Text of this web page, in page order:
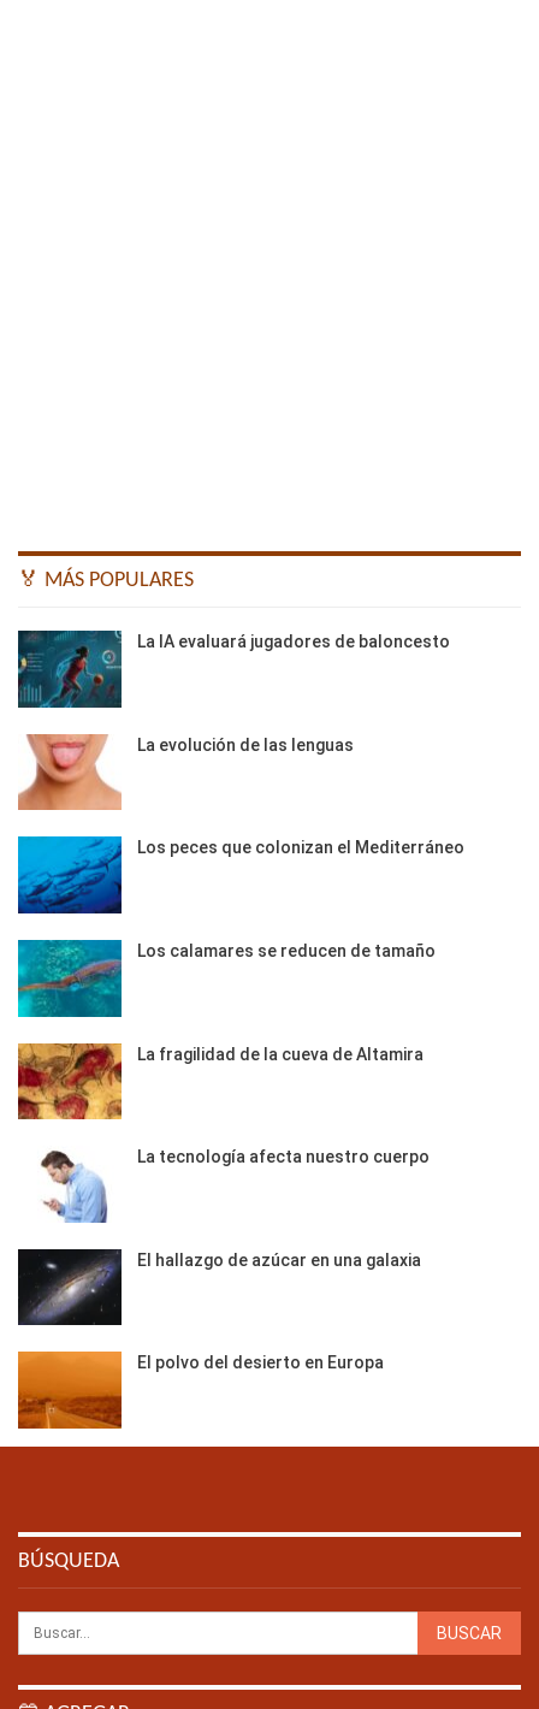
🏅 MÁS POPULARES
La IA evaluará jugadores de baloncesto
La evolución de las lenguas
Los peces que colonizan el Mediterráneo
Los calamares se reducen de tamaño
La fragilidad de la cueva de Altamira
La tecnología afecta nuestro cuerpo
El hallazgo de azúcar en una galaxia
El polvo del desierto en Europa
BÚSQUEDA